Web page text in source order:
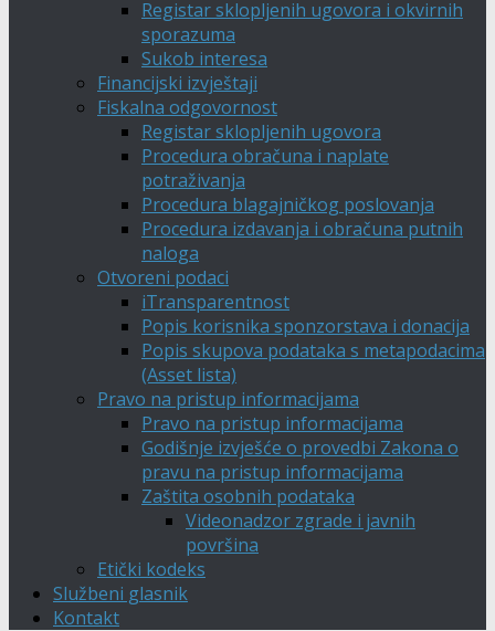
Registar sklopljenih ugovora i okvirnih
sporazuma
Sukob interesa
Financijski izvještaji
Fiskalna odgovornost
Registar sklopljenih ugovora
Procedura obračuna i naplate
potraživanja
Procedura blagajničkog poslovanja
Procedura izdavanja i obračuna putnih
naloga
Otvoreni podaci
iTransparentnost
Popis korisnika sponzorstava i donacija
Popis skupova podataka s metapodacima
(Asset lista)
Pravo na pristup informacijama
Pravo na pristup informacijama
Godišnje izvješće o provedbi Zakona o
pravu na pristup informacijama
Zaštita osobnih podataka
Videonadzor zgrade i javnih
površina
Etički kodeks
Službeni glasnik
Kontakt